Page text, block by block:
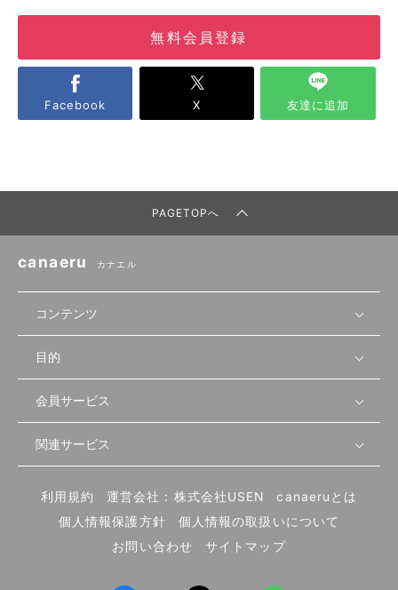
無料会員登録
Facebook X 友達に追加
PAGETOPへ
canaeru カナエル
コンテンツ
無料開業相談
セミナー情報
セミナー動画
物件を探す
首都圏
北海道
先輩開業者の声
開業・経営に関する記事
編集ポリシー
業態別の開業方法
目的
店舗運営
物件
内装・設備
食材・仕入れ
会員サービス
会員登録
ログイン
関連サービス
飲食店サクセスガイド（外部サイト）
利用規約 運営会社：株式会社USEN
canaeruとは
個人情報保護方針
個人情報の取扱いについて
お問い合わせ
サイトマップ